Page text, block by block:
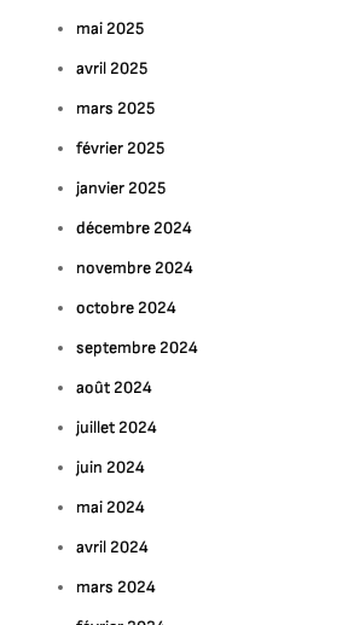
mai 2025
avril 2025
mars 2025
février 2025
janvier 2025
décembre 2024
novembre 2024
octobre 2024
septembre 2024
août 2024
juillet 2024
juin 2024
mai 2024
avril 2024
mars 2024